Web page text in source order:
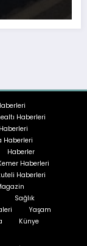
Haberleri
Haberleri
Haberler
Haberleri
Haberleri
Sağlık
Yaşam
Künye